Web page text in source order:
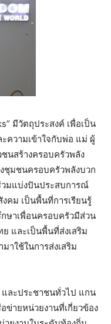
มีวัตถุประสงค์ เพื่อเป็น
ความเข้าใจกับพ่อ แม่ ผู้
ชนสร้างครอบครัวพลัง
ชุมชนครอบครัวพลังบวก
วมแบ่งปันประสบการณ์
งคม เป็นพื้นที่การเรียนรู้
ษาเพื่อนครอบครัวมีส่วน
และเป็นพื้นที่ส่งเสริม
าใช้ในการส่งเสริม
ละประชาชนทั่วไป แกน
ข่ายหน่วยงานที่เกี่ยวข้อง